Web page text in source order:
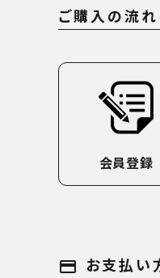
ご購入の流れ
会員登録
payment お支払い